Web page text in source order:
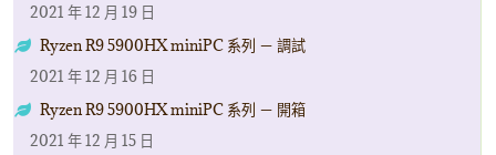
2021 年 12 月 19 日
Ryzen R9 5900HX miniPC 系列 － 調試
2021 年 12 月 16 日
Ryzen R9 5900HX miniPC 系列 － 開箱
2021 年 12 月 15 日